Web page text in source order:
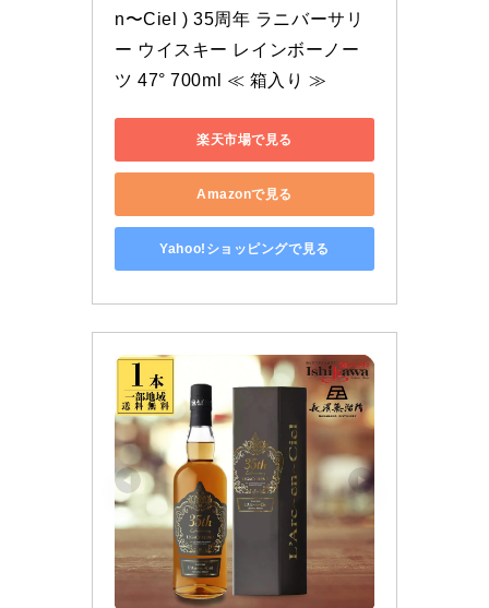
n〜Ciel ) 35周年 ラニバーサリ
ー ウイスキー レインボーノー
ツ 47° 700ml ≪ 箱入り ≫
楽天市場で見る
Amazonで見る
Yahoo!ショッピングで見る